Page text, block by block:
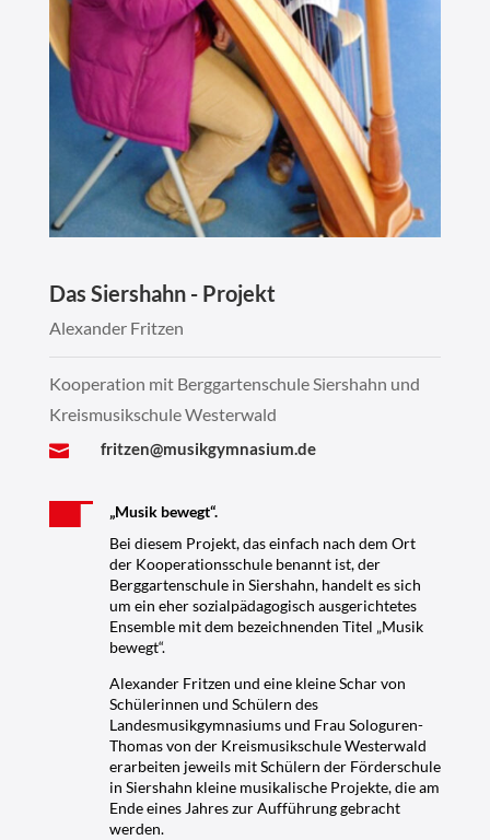
d
e
i
g
y
m
n
a
s
i
u
Das Siershahn - Projekt
Alexander Fritzen
Kooperation mit Berggartenschule Siershahn und
Kreismusikschule Westerwald
 fritzen@musikgymnasium.de
„Musik bewegt“.
Bei diesem Projekt, das einfach nach dem Ort
der Kooperationsschule benannt ist, der
Berggartenschule in Siershahn, handelt es sich
um ein eher sozialpädagogisch ausgerichtetes
Ensemble mit dem bezeichnenden Titel „Musik
bewegt“.
Alexander Fritzen und eine kleine Schar von
Schülerinnen und Schülern des
Landesmusikgymnasiums und Frau Sologuren-
Thomas von der Kreismusikschule Westerwald
erarbeiten jeweils mit Schülern der Förderschule
in Siershahn kleine musikalische Projekte, die am
Ende eines Jahres zur Aufführung gebracht
werden.